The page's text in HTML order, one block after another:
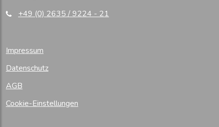
+49 (0) 2635 / 9224 - 21
Impressum
Datenschutz
AGB
Cookie-Einstellungen